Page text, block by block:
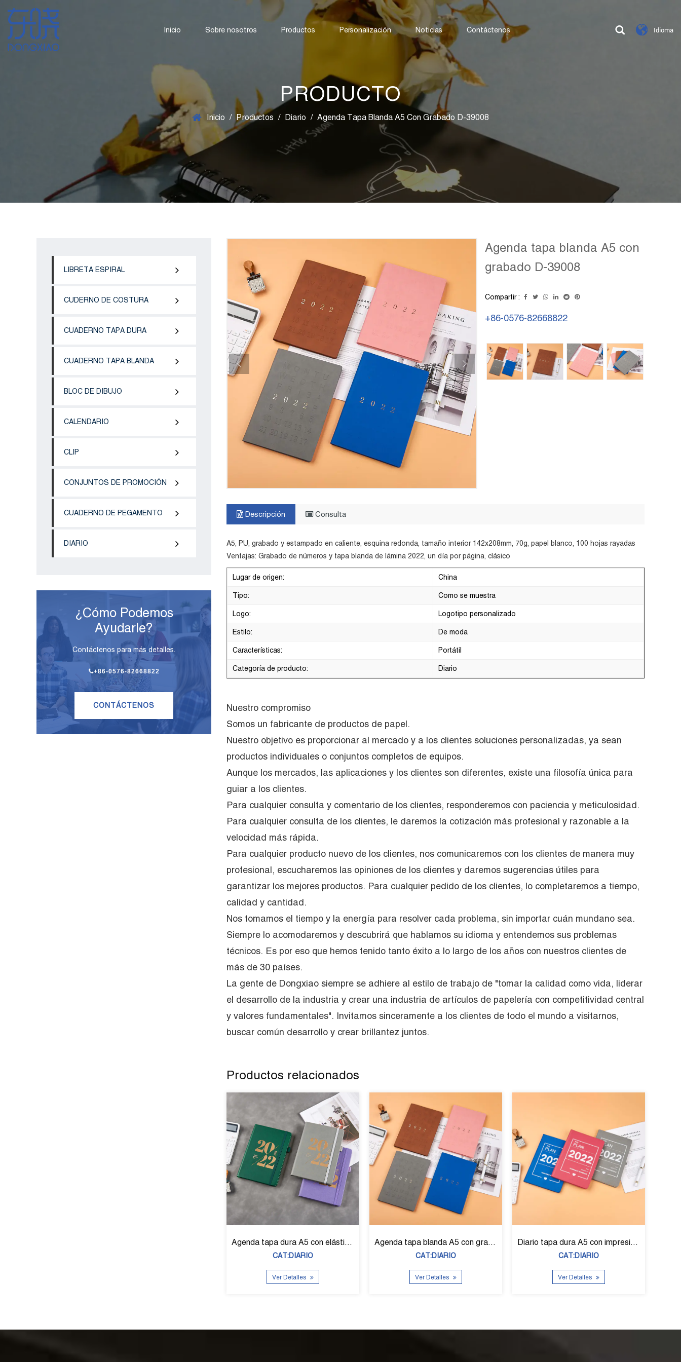
Inicio Sobre nosotros Productos Personalización Noticias Contáctenos Idioma
PRODUCTO
Inicio / Productos / Diario / Agenda Tapa Blanda A5 Con Grabado D-39008
LIBRETA ESPIRAL
CUDERNO DE COSTURA
CUADERNO TAPA DURA
CUADERNO TAPA BLANDA
BLOC DE DIBUJO
CALENDARIO
CLIP
CONJUNTOS DE PROMOCIÓN
CUADERNO DE PEGAMENTO
DIARIO
¿Cómo Podemos
Ayudarle?
Contáctenos para más detalles.
+86-0576-82668822
CONTÁCTENOS
Agenda tapa blanda A5 con
grabado D-39008
Compartir :
+86-0576-82668822
Descripción Consulta
A5, PU, grabado y estampado en caliente, esquina redonda, tamaño interior 142x208mm, 70g, papel blanco, 100 hojas rayadas
Ventajas: Grabado de números y tapa blanda de lámina 2022, un día por página, clásico
Lugar de origen: China
Tipo: Como se muestra
Logo: Logotipo personalizado
Estilo: De moda
Características: Portátil
Categoría de producto: Diario
Nuestro compromiso
Somos un fabricante de productos de papel.
Nuestro objetivo es proporcionar al mercado y a los clientes soluciones personalizadas, ya sean
productos individuales o conjuntos completos de equipos.
Aunque los mercados, las aplicaciones y los clientes son diferentes, existe una filosofía única para
guiar a los clientes.
Para cualquier consulta y comentario de los clientes, responderemos con paciencia y meticulosidad.
Para cualquier consulta de los clientes, le daremos la cotización más profesional y razonable a la
velocidad más rápida.
Para cualquier producto nuevo de los clientes, nos comunicaremos con los clientes de manera muy
profesional, escucharemos las opiniones de los clientes y daremos sugerencias útiles para
garantizar los mejores productos. Para cualquier pedido de los clientes, lo completaremos a tiempo,
calidad y cantidad.
Nos tomamos el tiempo y la energía para resolver cada problema, sin importar cuán mundano sea.
Siempre lo acomodaremos y descubrirá que hablamos su idioma y entendemos sus problemas
técnicos. Es por eso que hemos tenido tanto éxito a lo largo de los años con nuestros clientes de
más de 30 países.
La gente de Dongxiao siempre se adhiere al estilo de trabajo de "tomar la calidad como vida, liderar
el desarrollo de la industria y crear una industria de artículos de papelería con competitividad central
y valores fundamentales". Invitamos sinceramente a los clientes de todo el mundo a visitarnos,
buscar común desarrollo y crear brillantez juntos.
Productos relacionados
Agenda tapa blanda A5 con grabado D-39008 Diario tapa dura A5 con impresión de seda D-39009
CAT:DIARIO
Ver Detalles
Diario/ calendario tapa dura A5 D-39011
CAT:DIARIO
Ver Detalles
CAT:DIARIO
Ver Detalles